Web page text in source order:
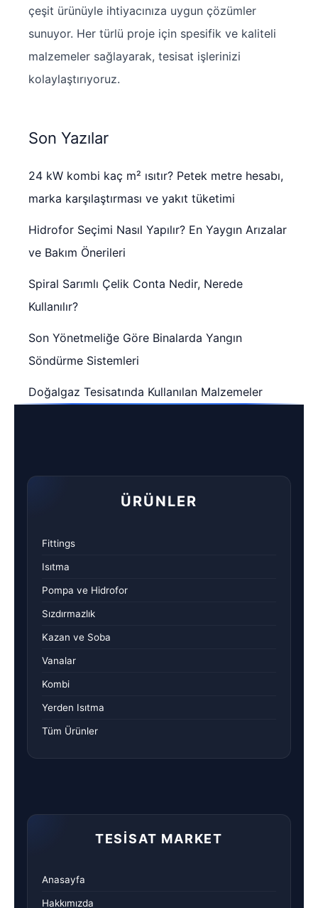
çeşit ürünüyle ihtiyacınıza uygun çözümler
sunuyor. Her türlü proje için spesifik ve kaliteli
malzemeler sağlayarak, tesisat işlerinizi
kolaylaştırıyoruz.
Son Yazılar
24 kW kombi kaç m² ısıtır? Petek metre hesabı,
marka karşılaştırması ve yakıt tüketimi
Hidrofor Seçimi Nasıl Yapılır? En Yaygın Arızalar
ve Bakım Önerileri
Spiral Sarımlı Çelik Conta Nedir, Nerede
Kullanılır?
Son Yönetmeliğe Göre Binalarda Yangın
Söndürme Sistemleri
Doğalgaz Tesisatında Kullanılan Malzemeler
ÜRÜNLER
Fittings
Isıtma
Pompa ve Hidrofor
Sızdırmazlık
Kazan ve Soba
Vanalar
Kombi
Yerden Isıtma
Tüm Ürünler
TESISAT MARKET
Anasayfa
Hakkımızda